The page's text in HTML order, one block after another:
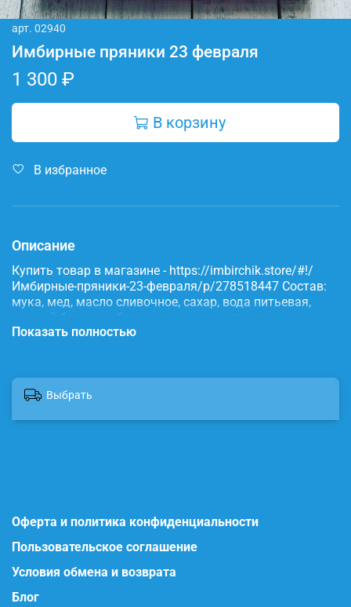
арт. 02940
Имбирные пряники 23 февраля
1 300 ₽
В корзину
В избранное
Описание
Купить товар в магазине - https://imbirchik.store/#!/
Имбирные-пряники-23-февраля/p/278518447 Состав:
мука, мед, масло сливочное, сахар, вода питьевая,
яичный белок, имбирь, корица, сода, пищевые
красители.
Показать полностью
Выбрать
Оферта и политика конфиденциальности
Пользовательское соглашение
Условия обмена и возврата
Блог